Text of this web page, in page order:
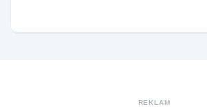
REKLAM